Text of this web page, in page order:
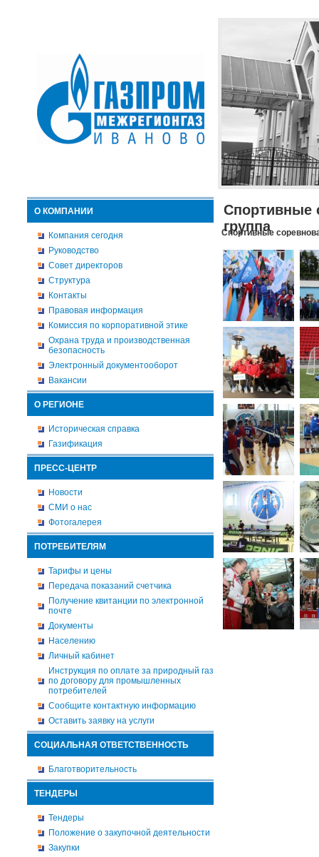
О КОМПАНИИ
Компания сегодня
Руководство
Совет директоров
Структура
Контакты
Правовая информация
Комиссия по корпоративной этике
Охрана труда и производственная
безопасность
Электронный документооборот
Вакансии
О РЕГИОНЕ
Историческая справка
Газификация
ПРЕСС-ЦЕНТР
Новости
СМИ о нас
Фотогалерея
ПОТРЕБИТЕЛЯМ
Тарифы и цены
Передача показаний счетчика
Получение квитанции по электронной
почте
Документы
Населению
Личный кабинет
Инструкция по оплате за природный газ
по договору для промышленных
потребителей
Сообщите контактную информацию
Оставить заявку на услуги
СОЦИАЛЬНАЯ ОТВЕТСТВЕННОСТЬ
Благотворительность
ТЕНДЕРЫ
Тендеры
Положение о закупочной деятельности
Закупки
Спортивные
группа
Спортивные